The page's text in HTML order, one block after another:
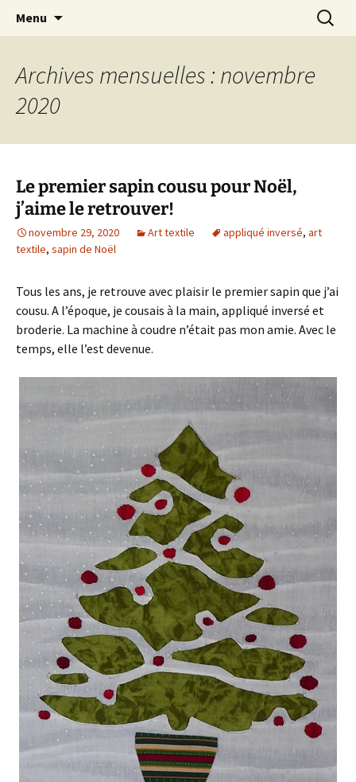
filsetcrayons
Le blog de Sophie A
Menu
Archives mensuelles : novembre
2020
Le premier sapin cousu pour Noël,
j’aime le retrouver!
novembre 29, 2020 Art textile appliqué inversé, art
textile, sapin de Noël
Tous les ans, je retrouve avec plaisir le premier sapin que j’ai
cousu. A l’époque, je cousais à la main, appliqué inversé et
broderie. La machine à coudre n’était pas mon amie. Avec le
temps, elle l’est devenue.